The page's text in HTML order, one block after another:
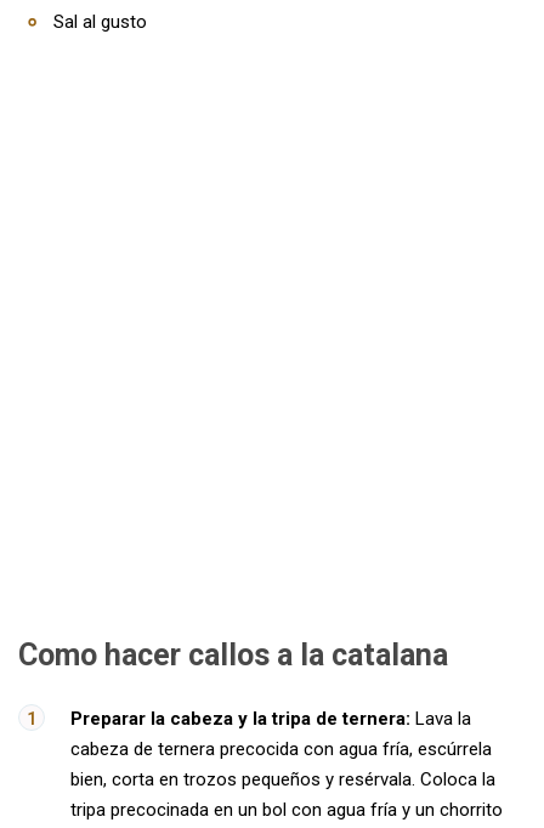
Sal al gusto
Como hacer callos a la catalana
Preparar la cabeza y la tripa de ternera: Lava la
cabeza de ternera precocida con agua fría, escúrrela
bien, corta en trozos pequeños y resérvala. Coloca la
tripa precocinada en un bol con agua fría y un chorrito